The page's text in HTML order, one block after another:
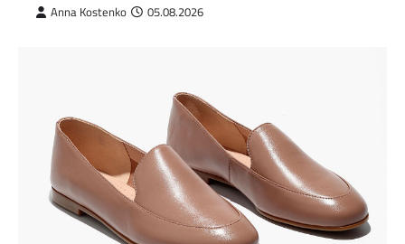
Anna Kostenko 05.08.2026